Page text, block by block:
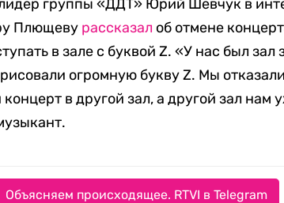
группы «ДДТ» Юрий Шевчук в
Плющеву рассказал об отмене
в зале с буквой Z. «У нас был зал
огромную букву Z. Мы
в другой зал, а другой зал нам
Объясняем происходящее. RTVI в Telegram